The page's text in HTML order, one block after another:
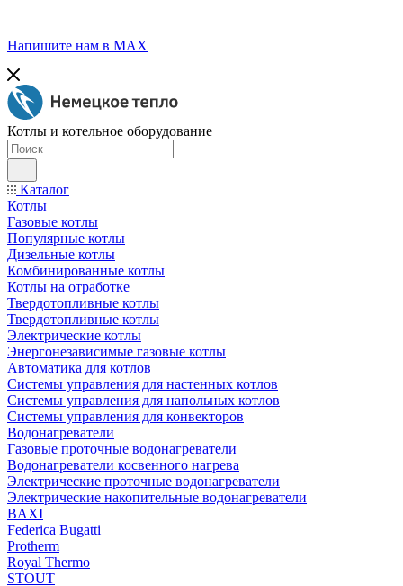
Напишите нам в МАХ
Котлы и котельное оборудование
Каталог
Котлы
Газовые котлы
Популярные котлы
Дизельные котлы
Комбинированные котлы
Котлы на отработке
Твердотопливные котлы
Твердотопливные котлы
Электрические котлы
Энергонезависимые газовые котлы
Автоматика для котлов
Системы управления для настенных котлов
Системы управления для напольных котлов
Системы управления для конвекторов
Водонагреватели
Газовые проточные водонагреватели
Водонагреватели косвенного нагрева
Электрические проточные водонагреватели
Электрические накопительные водонагреватели
BAXI
Federica Bugatti
Protherm
Royal Thermo
STOUT